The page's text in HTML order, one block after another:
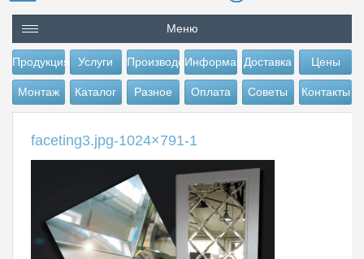
Меню
Продукция Услуги ПроизводствоИнформацияДоставка Цены
Монтаж Каталог Разное Оплата Советы Контакты
faceting3.jpg-1024×791-1